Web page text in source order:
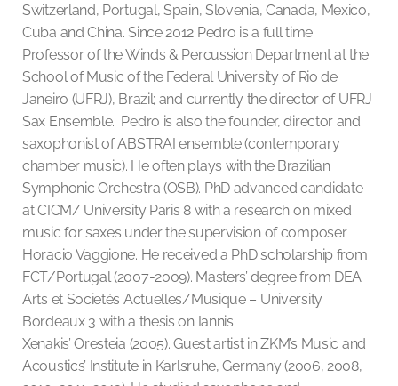
Switzerland, Portugal, Spain, Slovenia, Canada, Mexico,
Cuba and China. Since 2012 Pedro is a full time
Professor of the Winds & Percussion Department at the
School of Music of the Federal University of Rio de
Janeiro (UFRJ), Brazil; and currently the director of UFRJ
Sax Ensemble. Pedro is also the founder, director and
saxophonist of ABSTRAI ensemble (contemporary
chamber music). He often plays with the Brazilian
Symphonic Orchestra (OSB). PhD advanced candidate
at CICM/ University Paris 8 with a research on mixed
music for saxes under the supervision of composer
Horacio Vaggione. He received a PhD scholarship from
FCT/Portugal (2007-2009). Masters’ degree from DEA
Arts et Societés Actuelles/Musique – University
Bordeaux 3 with a thesis on Iannis
Xenakis’ Oresteia (2005). Guest artist in ZKM’s Music and
Acoustics’ Institute in Karlsruhe, Germany (2006, 2008,